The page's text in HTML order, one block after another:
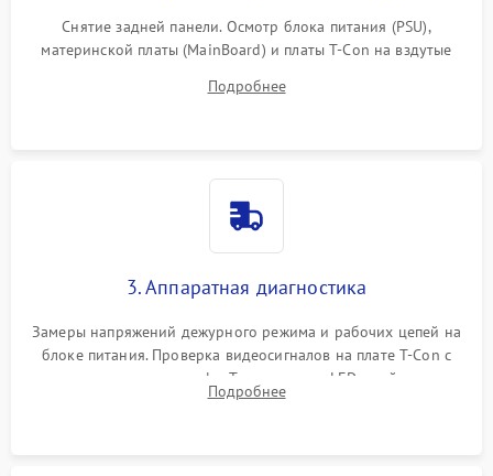
Снятие задней панели. Осмотр блока питания (PSU),
материнской платы (MainBoard) и платы T-Con на вздутые
Проверка надежности фиксации и целостности шлейфов.
Подробнее
3. Аппаратная диагностика
Замеры напряжений дежурного режима и рабочих цепей на
блоке питания. Проверка видеосигналов на плате T-Con с
помощью осциллографа. Тестирование LED-драйвера и
светодиодных планок подсветки мультиметром.
Подробнее